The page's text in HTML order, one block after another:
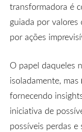
transformadora é
guiada por valores
por ações
O papel daqueles
isoladamente, mas
fornecendo
iniciativa de
possíveis perdas